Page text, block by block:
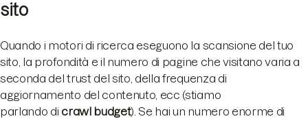
sito
Quando i motori di ricerca eseguono la scansione del tuo
sito, la profondità e il numero di pagine che visitano varia a
seconda del trust del sito, della frequenza di
aggiornamento del contenuto, ecc (stiamo
parlando di crawl budget). Se hai un numero enorme di